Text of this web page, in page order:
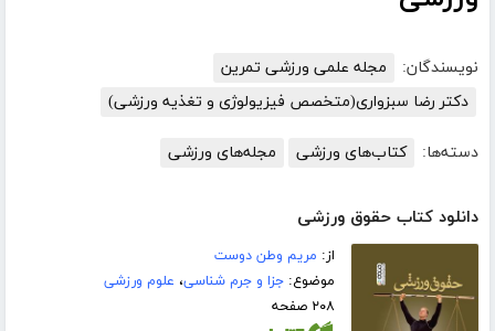
نویسندگان:
مجله علمی ورزشی تمرین
دکتر رضا سبزواری(متخصص فیزیولوژی و تغذیه ورزشی)
دسته‌ها: کتاب‌های ورزشی مجله‌های ورزشی
دانلود کتاب حقوق ورزشی
از: مریم وطن دوست
موضوع:جزا و جرم شناسی، علوم ورزشی
۲۰۸ صفحه